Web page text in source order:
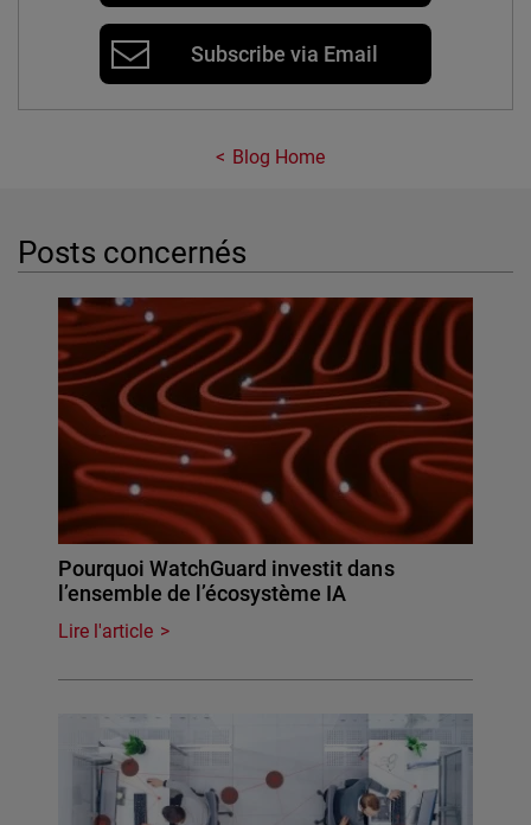
Subscribe via Email
Blog Home
Posts concernés
Pourquoi WatchGuard investit dans
l’ensemble de l’écosystème IA
Lire l'article